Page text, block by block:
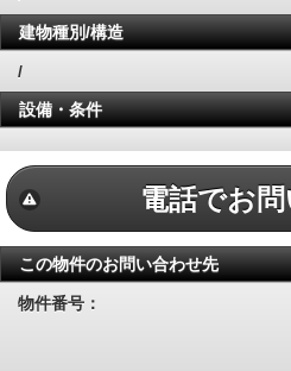
建物種別/構造
/
設備・条件
電話でお
この物件のお問い合わせ先
物件番号：